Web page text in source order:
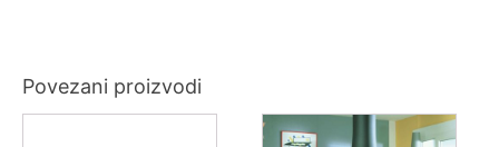
Povezani proizvodi